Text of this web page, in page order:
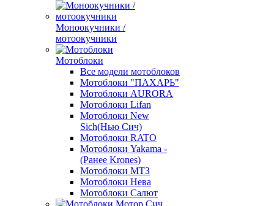
Моноокучники /
мотоокучники
Мотоблоки
Все модели мотоблоков
Мотоблоки "ПАХАРЬ"
Мотоблоки AURORA
Мотоблоки Lifan
Мотоблоки New
Sich(Нью Сич)
Мотоблоки RATO
Мотоблоки Yakama -
(Ранее Krones)
Мотоблоки МТЗ
Мотоблоки Нева
Мотоблоки Салют